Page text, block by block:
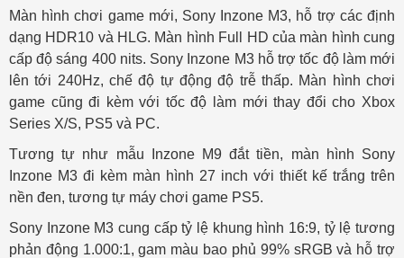
Màn hình chơi game mới, Sony Inzone M3, hỗ trợ các định
dạng HDR10 và HLG. Màn hình Full HD của màn hình cung
cấp độ sáng 400 nits. Sony Inzone M3 hỗ trợ tốc độ làm mới
lên tới 240Hz, chế độ tự động độ trễ thấp. Màn hình chơi
game cũng đi kèm với tốc độ làm mới thay đổi cho Xbox
Series X/S, PS5 và PC.
Tương tự như mẫu Inzone M9 đắt tiền, màn hình Sony
Inzone M3 đi kèm màn hình 27 inch với thiết kế trắng trên
nền đen, tương tự máy chơi game PS5.
Sony Inzone M3 cung cấp tỷ lệ khung hình 16:9, tỷ lệ tương
phản động 1.000:1, gam màu bao phủ 99% sRGB và hỗ trợ